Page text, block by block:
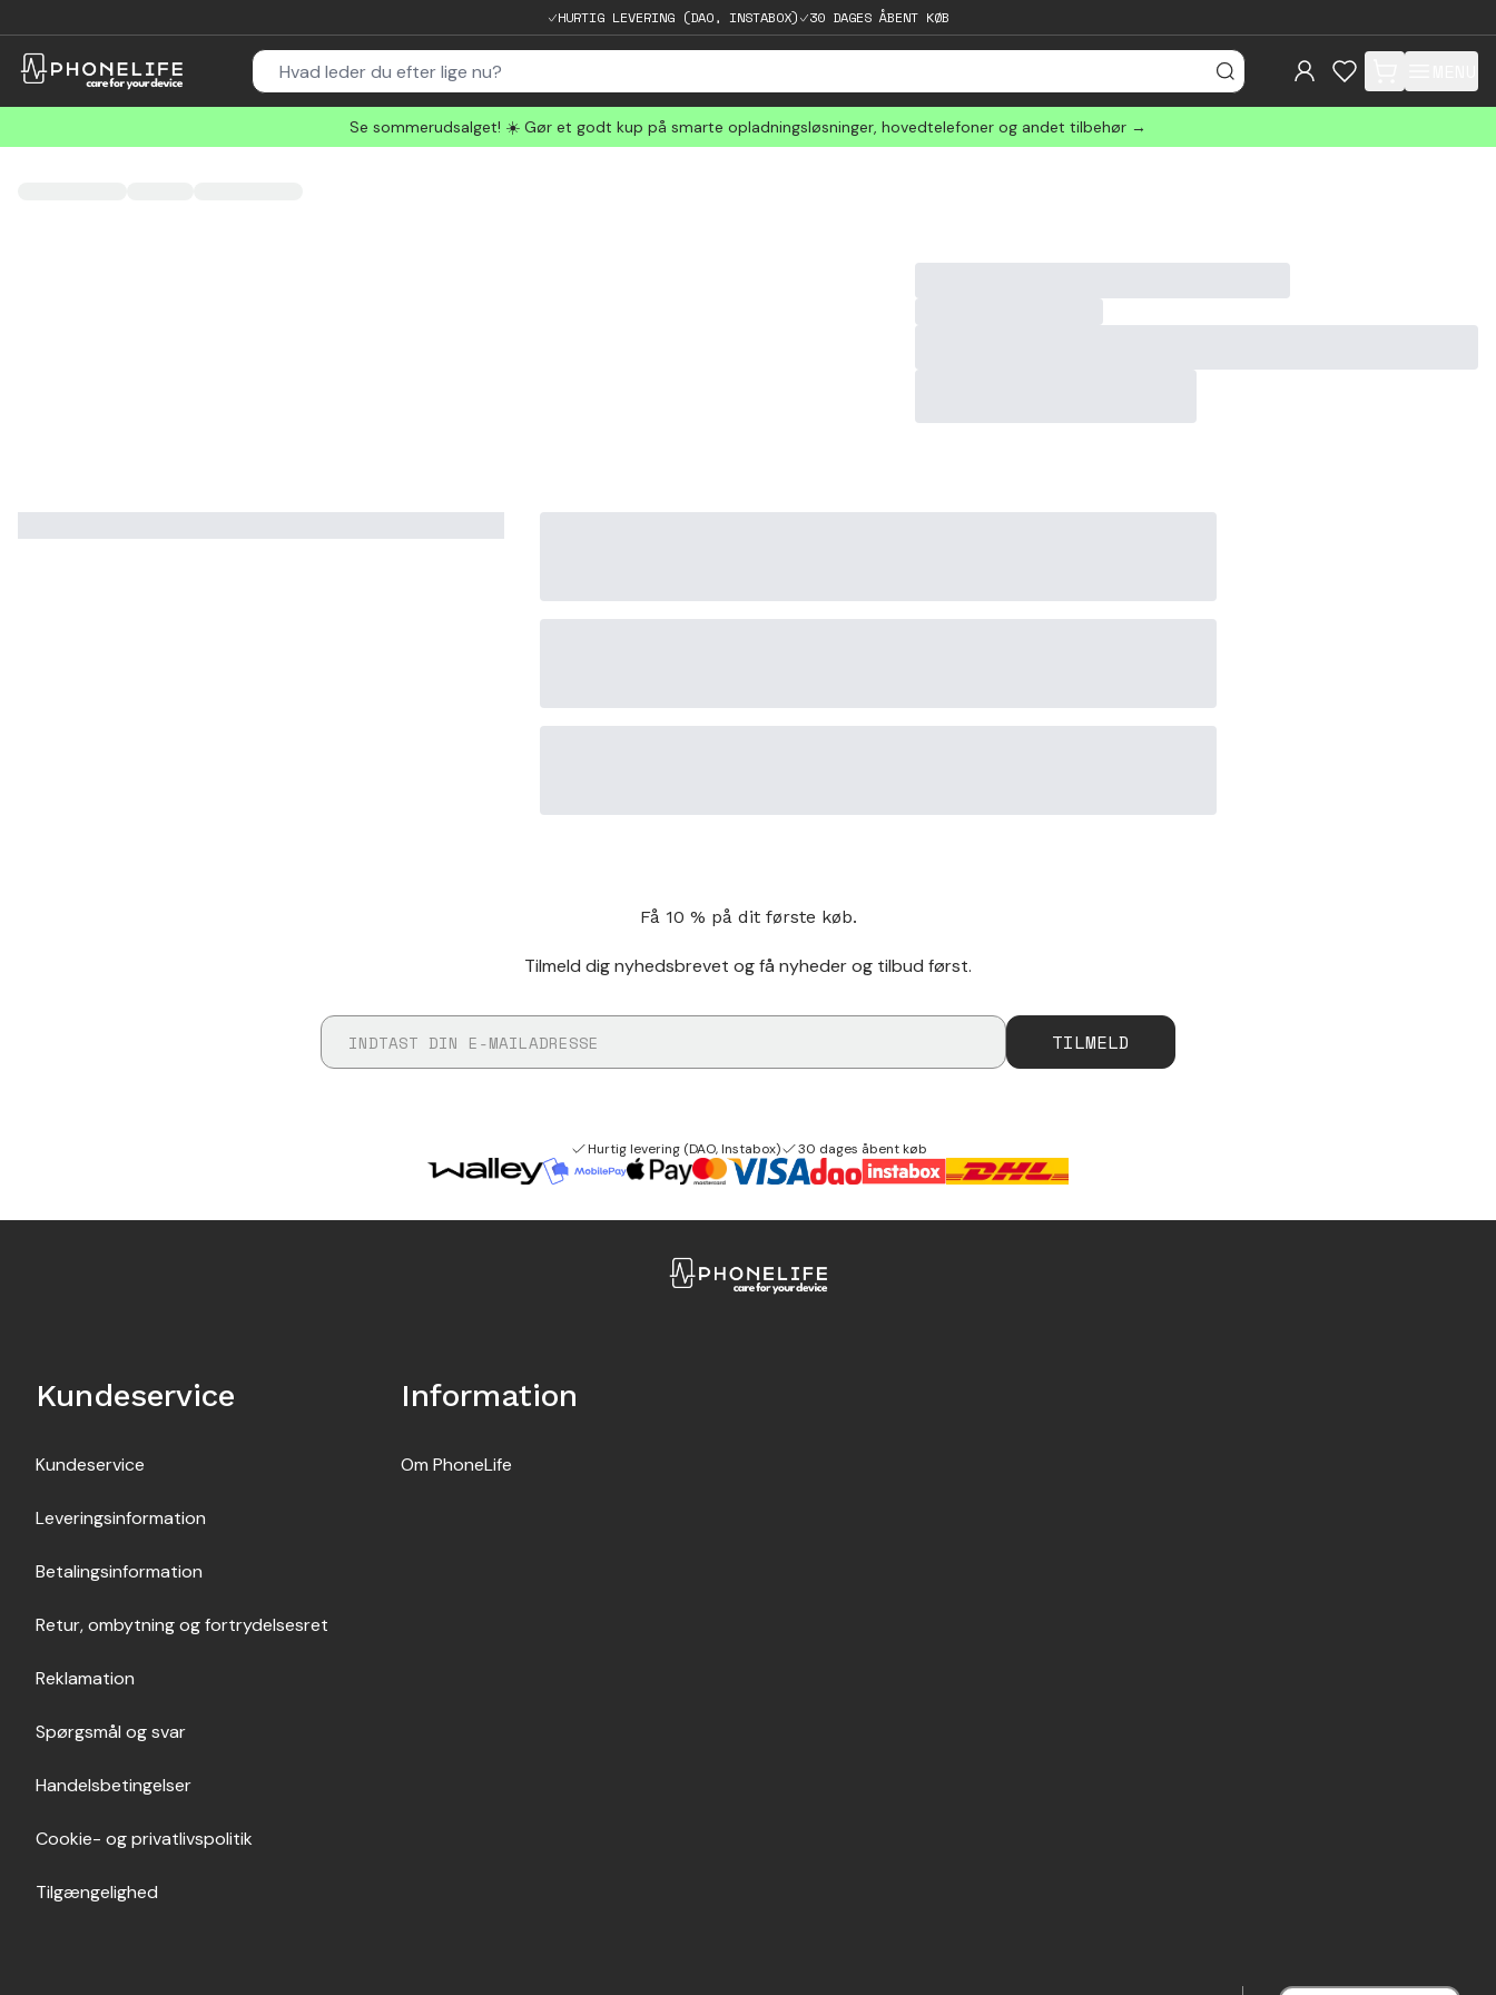
HURTIG LEVERING (DAO, INSTABOX) 30 DAGES ÅBENT KØB
items in cart, view
Se sommerudsalget! ☀️ Gør et godt kup på smarte opladningsløsninger, hovedtelefoner og andet tilbehør →
Få 10 % på dit første køb.
Tilmeld dig nyhedsbrevet og få nyheder og tilbud først.
TILMELD
Hurtig levering (DAO, Instabox) 30 dages åbent køb
Kundeservice
Kundeservice
Leveringsinformation
Betalingsinformation
Retur, ombytning og fortrydelsesret
Reklamation
Spørgsmål og svar
Handelsbetingelser
Cookie- og privatlivspolitik
Tilgængelighed
Information
Om PhoneLife